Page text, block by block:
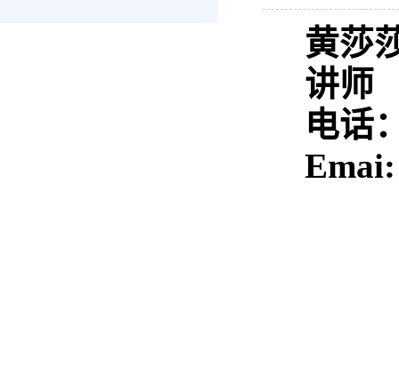
黄莎
讲师
电话
Emai: